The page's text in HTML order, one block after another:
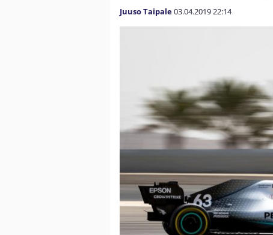
Juuso Taipale03.04.201922:14